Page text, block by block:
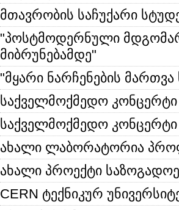
მთავრობის საჩუქარი
"პოსტმოდერნული
მიბრუნებამდე"
"მყარი ნარჩენების
საქველმოქმედო კონცერტი
საქველმოქმედო კონცერტი
ახალი ლაბორატორია
ახალი პროექტი
CERN ტექნიკურ